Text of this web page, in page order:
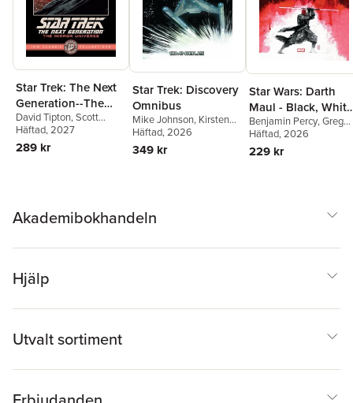
Star Trek: The Next
Generation--The
Mirror Universe--
IDW Classic
Collections
David Tipton,Scott
Tipton
Häftad, 2027
289 kr
Star Trek: Discovery
Omnibus
Mike Johnson, Kirsten
Beyer
Häftad, 2026
349 kr
Star Wars: Darth
Maul - Black, White
& Red
Benjamin Percy,Greg
Pak,Erica Schultz
Häftad, 2026
229 kr
Akademibokhandeln
Hjälp
Utvalt sortiment